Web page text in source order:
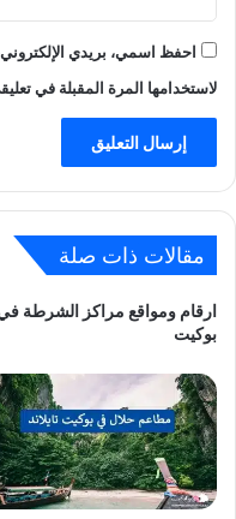
احفظ اسمي، بريدي
لاستخدامها المرة المقبلة في
مقالات ذات صلة
ارقام ومواقع مراكز الشرطة
بوكيت